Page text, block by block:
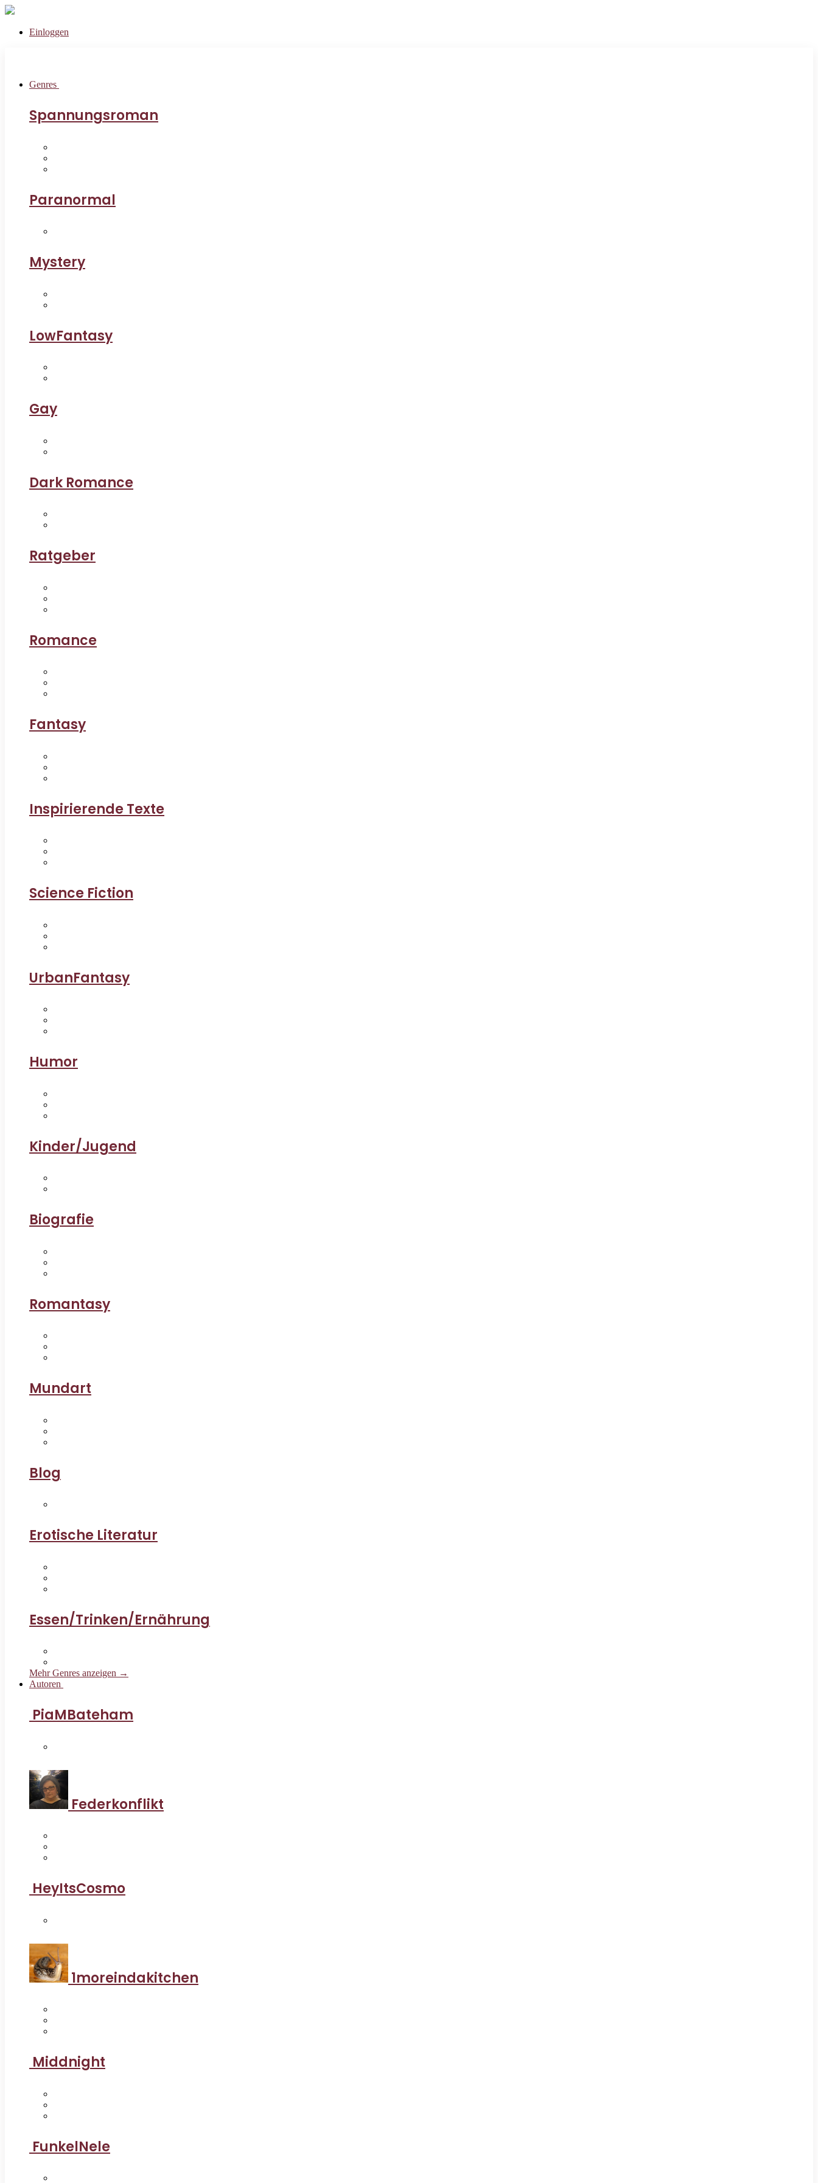
Einloggen
Genres
Spannungsroman
Paranormal
Mystery
LowFantasy
Gay
Dark Romance
Ratgeber
Romance
Fantasy
Inspirierende Texte
Science Fiction
UrbanFantasy
Humor
Kinder/Jugend
Biografie
Romantasy
Mundart
Blog
Erotische Literatur
Essen/Trinken/Ernährung
Mehr Genres anzeigen →
Autoren
PiaMBateham
Federkonflikt
HeyItsCosmo
1moreindakitchen
Middnight
FunkelNele